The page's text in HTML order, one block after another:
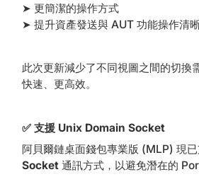
➤ 更簡潔的操作方式
➤ 提升資產發送與 AUT 功能操作清
此次更新減少了不同視圖之間的切換
快速、更高效。
✅ 支援 Unix Domain Socket
阿貝爾鏈桌面錢包專業版 (MLP) 現
Socket通訊方式，以避免潛在的